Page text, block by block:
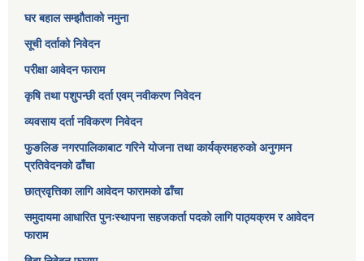
घर बहाल सम्झौताको नमुना
सूची दर्ताको निवेदन
परीक्षा आवेदन फाराम
कृषि तथा पशुपन्छी दर्ता एवम् नवीकरण निवेदन
व्यवसाय दर्ता नविकरण निवेदन
फुङलिङ नगरपालिकाबाट गरिने योजना तथा कार्यक्रमहरुको अनुगमन
प्रतिवेदनको ढाँचा
छात्रवृत्तिका लागि आवेदन फारामको ढाँचा
समुदायमा आधारित पुनःस्थापना सहजकर्ता पदको लागि पाठ्यक्रम र आवेदन
फाराम